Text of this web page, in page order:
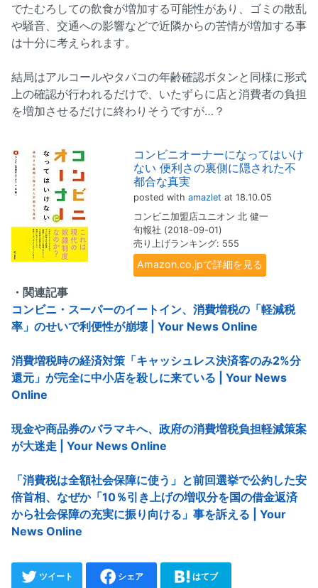
でたむろしての飲食が増加する可能性があり、ゴミの散乱
や騒音、交通への影響などで近隣からの苦情が増加する事
は十分に考えられます。
結局はアルコールやタバコの年齢確認ボタンと同様に形式
上の確認が行われるだけで、いたずらに店と消費者の負担
を増加させるだけに終わりそうですが…？
コンビニオーナーになってはいけ
ない 便利さの裏側に隠された不
都合な真実
posted with amazlet at 18.10.05
コンビニ加盟店ユニオン 北 健一
旬報社 (2018-09-01)
売り上げランキング: 555
Amazon.co.jpで詳細を見る
・関連記事
コンビニ・スーパーのイートイン、消費増税の「軽減税
率」のせいで利便性が崩壊 | Your News Online
消費増税時の経済対策「キャッシュレス決済客のみ2%分
還元」が完全に中小店を殺しに来ている | Your News
Online
現金や商品券のバラマキへ、政府の消費増税負担軽減策案
が大迷走 | Your News Online
「消費税は全額社会保障に使う」と前回選挙で公約した安
倍首相、なぜか「10％引き上げの増収分を国の借金返済
から社会保障の充実に振り向ける」事を訴える | Your
News Online
ツイート シェア はてブ